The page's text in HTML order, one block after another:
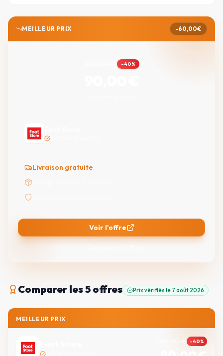
MEILLEUR PRIX -60,00€
-40%
Livraison gratuite
Voir l'offre
Comparerles 5 offres Prix vérifiés le 7 août 2026
MEILLEUR PRIX
-40%